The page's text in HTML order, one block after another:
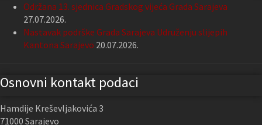
Održana 13. sjednica Gradskog vijeća Grada Sarajeva
27.07.2026.
Nastavak podrške Grada Sarajeva Udruženju slijepih
Kantona Sarajevo 20.07.2026.
Osnovni kontakt podaci
Hamdije Kreševljakovića 3
71000 Sarajevo